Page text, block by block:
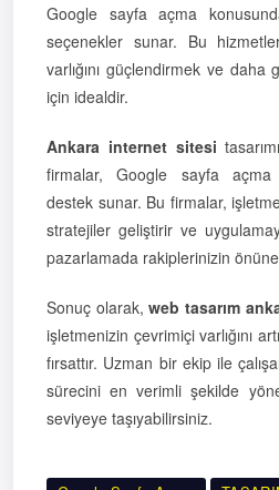
Google sayfa açma
seçenekler sunar. Bu
varlığını güçlendirmek ve
için idealdir.
Ankara internet sitesi
firmalar, Google sayfa açma
destek sunar. Bu firmalar,
stratejiler geliştirir ve
pazarlamada rakiplerinizin
Sonuç olarak,web tasarım
işletmenizin çevrimiçi varlığını
fırsattır. Uzman bir ekip ile
sürecini en verimli şekilde
seviyeye taşıyabilirsiniz.